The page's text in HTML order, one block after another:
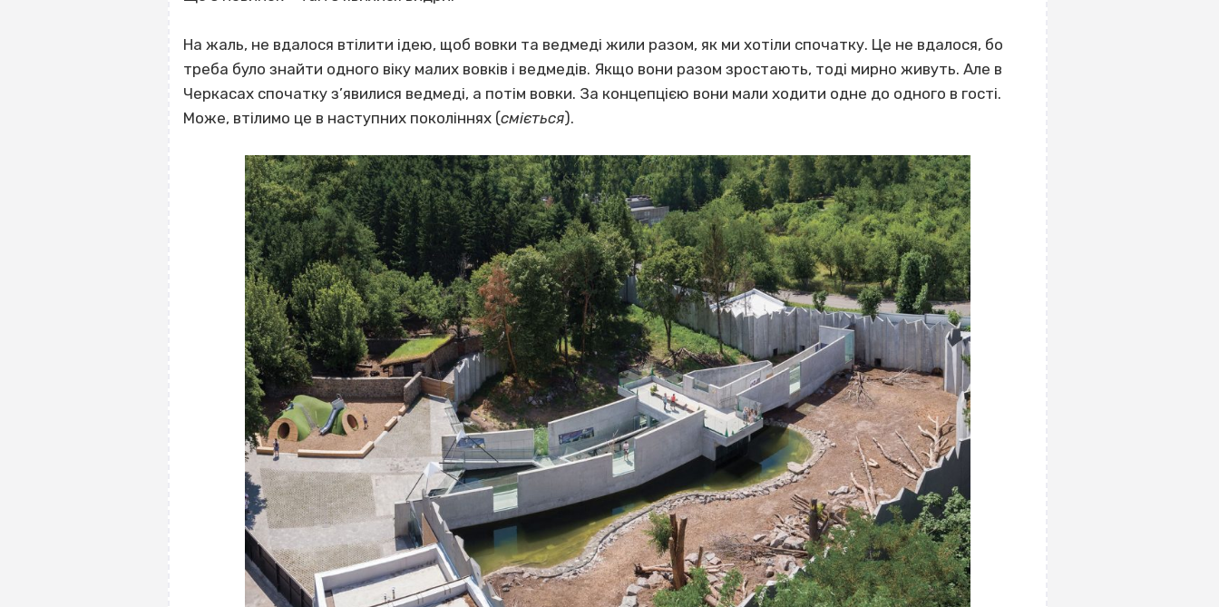
На жаль, не вдалося втілити ідею, щоб вовки та ведмеді жили разом, як ми хотіли спочатку. Це не вдалося, бо
треба було знайти одного віку малих вовків і ведмедів. Якщо вони разом зростають, тоді мирно живуть. Але в
Черкасах спочатку з’явилися ведмеді, а потім вовки. За концепцією вони мали ходити одне до одного в гості.
Може, втілимо це в наступних поколіннях (сміється).